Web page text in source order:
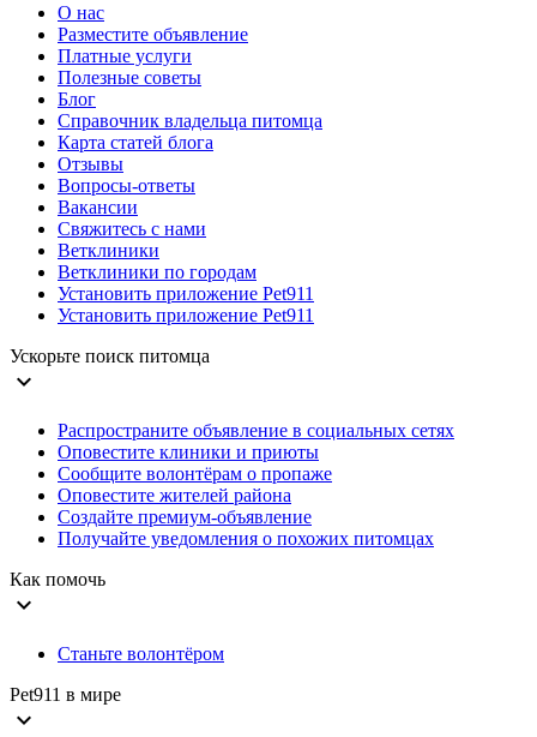
О нас
Разместите объявление
Платные услуги
Полезные советы
Блог
Справочник владельца питомца
Карта статей блога
Отзывы
Вопросы-ответы
Вакансии
Свяжитесь с нами
Ветклиники
Ветклиники по городам
Установить приложение Pet911
Установить приложение Pet911
Ускорьте поиск питомца
expand_more
Распространите объявление в социальных сетях
Оповестите клиники и приюты
Сообщите волонтёрам о пропаже
Оповестите жителей района
Создайте премиум-объявление
Получайте уведомления о похожих питомцах
Как помочь
expand_more
Станьте волонтёром
Pet911 в мире
expand_more